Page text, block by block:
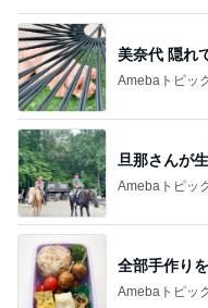
美奈代 隠れ
Amebaトピッ
旦那さんが
Amebaトピッ
全部手作り
Amebaトピッ